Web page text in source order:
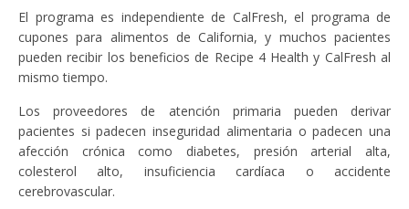
El programa es independiente de CalFresh, el programa de
cupones para alimentos de California, y muchos pacientes
pueden recibir los beneficios de Recipe 4 Health y CalFresh al
mismo tiempo.
Los proveedores de atención primaria pueden derivar
pacientes si padecen inseguridad alimentaria o padecen una
afección crónica como diabetes, presión arterial alta,
colesterol alto, insuficiencia cardíaca o accidente
cerebrovascular.